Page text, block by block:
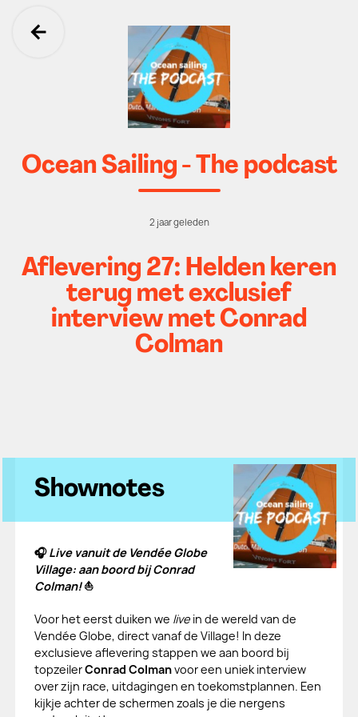
Ga terug
Ocean Sailing - The podcast
2 jaar geleden
Aflevering 27: Helden keren
terug met exclusief
interview met Conrad
Colman
Shownotes
🎧Live vanuit de Vendée Globe
Village: aan boord bij Conrad
Colman!⛵
Voor het eerst duiken we livein de wereld van de
Vendée Globe, direct vanaf de Village! In deze
exclusieve aflevering stappen we aan boord bij
topzeilerConrad Colmanvoor een uniek interview
over zijn race, uitdagingen en toekomstplannen. Een
kijkje achter de schermen zoals je die nergens